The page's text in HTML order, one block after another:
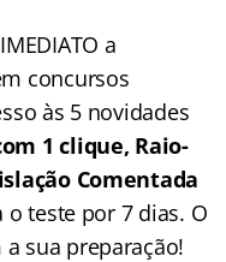
a
concursos
às 5 novidades
1 clique, Raio-
Comentada
o teste por 7 dias. O
sua preparação!